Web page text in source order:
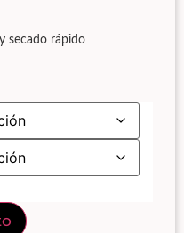
secado rápido